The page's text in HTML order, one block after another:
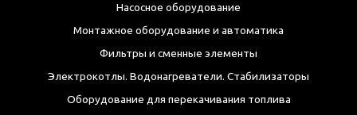
Насосное оборудование
Монтажное оборудование и автоматика
Фильтры и сменные элементы
Электрокотлы. Водонагреватели. Стабилизаторы
Оборудование для перекачивания топлива